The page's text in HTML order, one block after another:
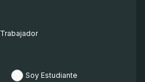
Soy Estudiante